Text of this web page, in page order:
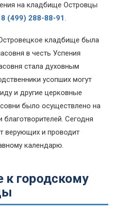
на кладбище Островцы
8 (499) 288-88-91.
кладбище была
в честь Успения
стала духовным
усопших могут
и другие церковные
было осуществлено на
Сегодня
верующих и проводит
календарю.
к городскому